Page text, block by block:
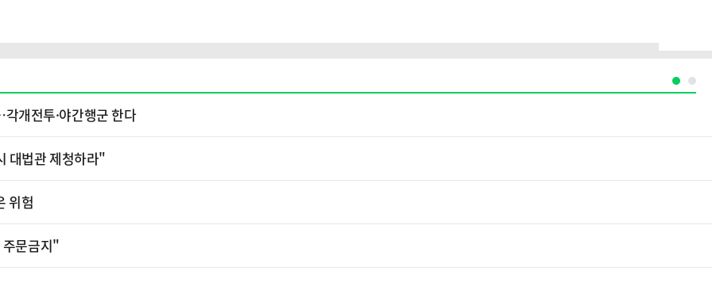
개전투·야간행군 한다
대법관 제청하라"
위험
문금지"